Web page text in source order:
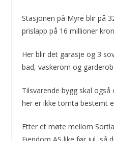
Stasjonen på Myre blir på
prislapp på 16 millioner
Her blir det garasje og 3
bad, vaskerom og
Tilsvarende bygg skal
her er ikke tomta bestemt
Etter et møte mellom